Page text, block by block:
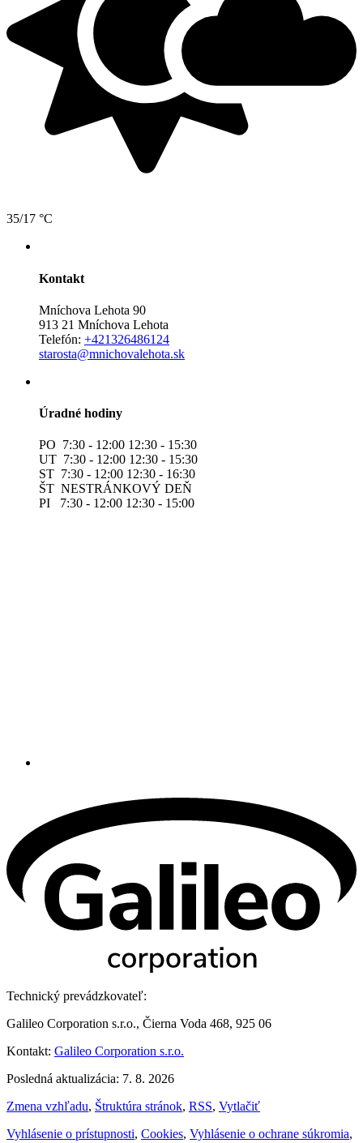
35/17 °C
Kontakt
Mníchova Lehota 90
913 21 Mníchova Lehota
Telefón: +421326486124
starosta@mnichovalehota.sk
Úradné hodiny
PO 7:30 - 12:00 12:30 - 15:30
UT 7:30 - 12:00 12:30 - 15:30
ST 7:30 - 12:00 12:30 - 16:30
ŠT NESTRÁNKOVÝ DEŇ
PI 7:30 - 12:00 12:30 - 15:00
Technický prevádzkovateľ:
Galileo Corporation s.r.o., Čierna Voda 468, 925 06
Kontakt: Galileo Corporation s.r.o.
Posledná aktualizácia: 7. 8. 2026
Zmena vzhľadu, Štruktúra stránok, RSS, Vytlačiť
Vyhlásenie o prístupnosti, Cookies, Vyhlásenie o ochrane súkromia,